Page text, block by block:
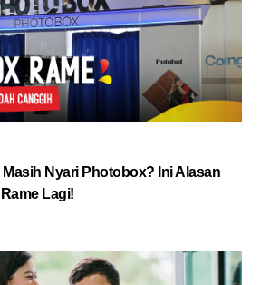
Masih Nyari Photobox? Ini Alasan
Lagi!